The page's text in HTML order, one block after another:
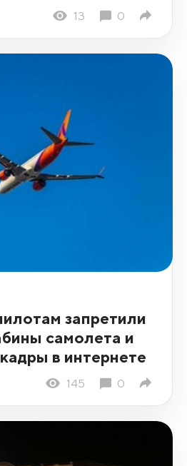
13 0
запретили
самолета и
в интернете
145 0